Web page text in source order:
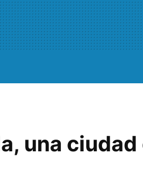
una ciudad